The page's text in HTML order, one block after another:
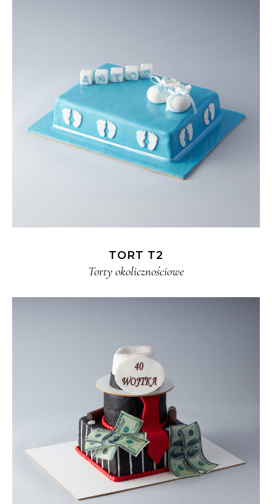
TORT T2
Torty okolicznościowe